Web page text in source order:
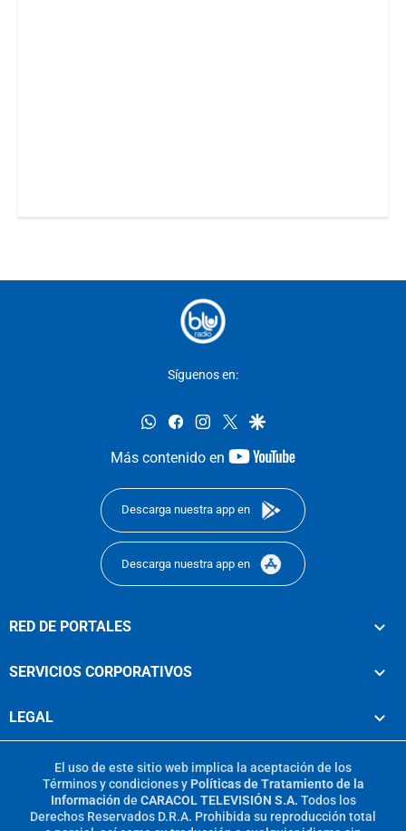
Síguenos en:
whatsappfacebookinstagram
twittergoogle
Más contenido en
youtube-
Descarga nuestra app en
Descarga nuestra app en
RED DE PORTALES
SERVICIOS CORPORATIVOS
LEGAL
El uso de este sitio web implica la aceptación de los
Términos y condicionesy Políticas de Tratamiento de la
Información de CARACOL TELEVISIÓN S.A. Todos los
Derechos Reservados D.R.A. Prohibida su reproducción total